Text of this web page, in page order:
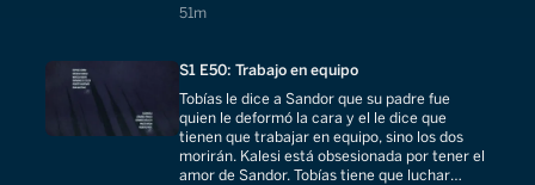
51m
51 minutes
S1 E50: Trabajo en equipo
Tobías le dice a Sandor que su padre fue
quien le deformó la cara y el le dice que
tienen que trabajar en equipo, sino los dos
morirán. Kalesi está obsesionada por tener el
amor de Sandor. Tobías tiene que luchar